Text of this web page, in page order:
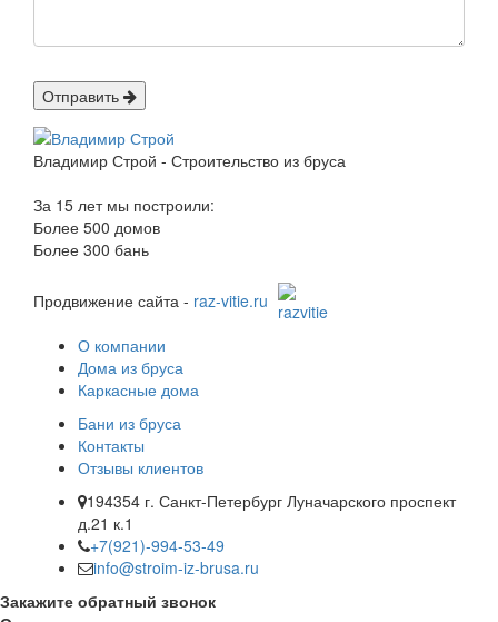
Отправить
Владимир Строй - Строительство из бруса
За 15 лет мы построили:
Более 500 домов
Более 300 бань
Продвижение сайта - raz-vitie.ru
О компании
Дома из бруса
Каркасные дома
Бани из бруса
Контакты
Отзывы клиентов
194354 г. Санкт-Петербург Луначарского проспект
д.21 к.1
+7(921)-994-53-49
info@stroim-iz-brusa.ru
Закажите обратный звонок